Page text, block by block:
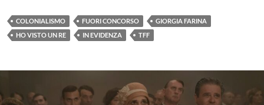
COLONIALISMO FUORI CONCORSO
GIORGIA FARINA
HO VISTO UN RE
IN EVIDENZA TFF